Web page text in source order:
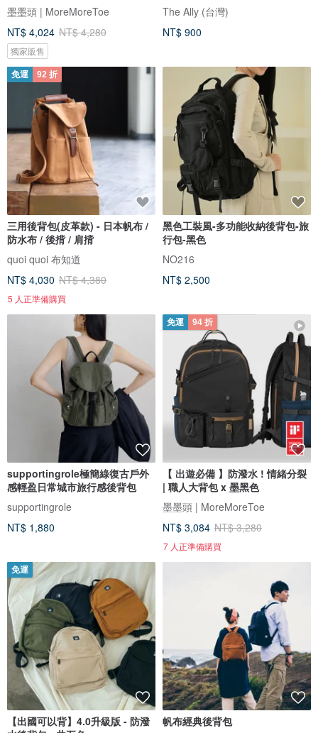
墨墨頭 | MoreMoreToe
NT$ 4,024 NT$ 4,280
獨家販售
The Ally (台灣)
NT$ 900
免運 92 折
三用後背包(皮革款) - 日本帆布 /
防水布 / 後揹 / 肩揹
quoi quoi 布知道
NT$ 4,030 NT$ 4,380
5 人正準備購買
黑色工裝風-多功能收納後背包-旅
行包-黑色
NO216
NT$ 2,500
supportingrole極簡綠復古戶外
感輕盈日常城市旅行感後背包
supportingrole
NT$ 1,880
免運 94 折
【 出遊必備 】防潑水 ! 情緒分裂
| 職人大背包 x 墨黑色
墨墨頭 | MoreMoreToe
NT$ 3,084 NT$ 3,280
7 人正準備購買
免運
【出國可以背】4.0升級版 - 防潑
帆布經典後背包